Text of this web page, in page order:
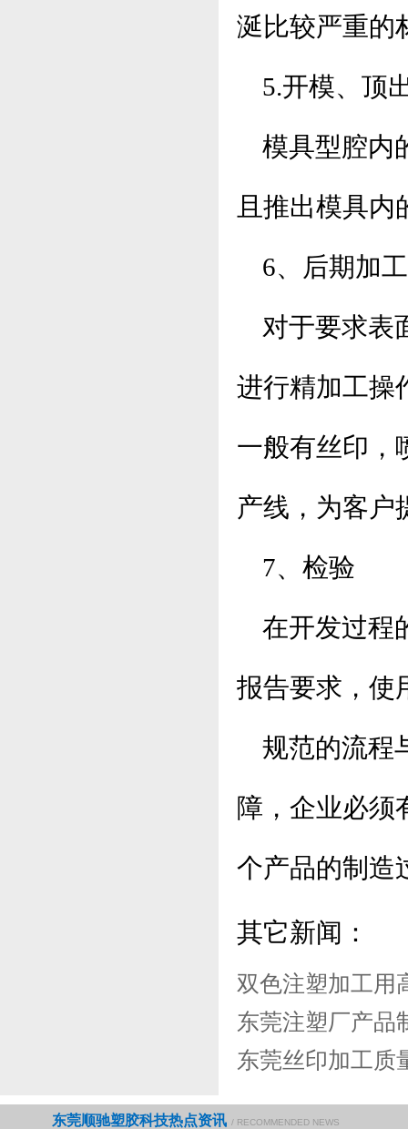
涎比较严重的
5.开模、顶
模具型腔内
且推出模具内
6、后期加
对于要求表
进行精加工操
一般有丝印，
产线，为客户
7、检验
在开发过程
报告要求，使
规范的流程
障，企业必须
个产品的制造
其它新闻：
双色注塑加工用
东莞注塑厂产品
东莞丝印加工质
东莞顺驰塑胶科技热点资讯 / RECOMMENDED NEWS